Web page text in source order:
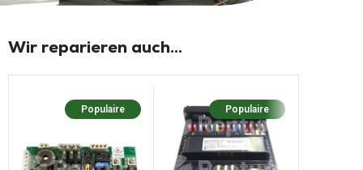
Wir reparieren auch...
Populaire Populaire